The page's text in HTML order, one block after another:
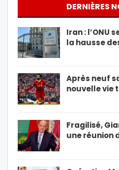
DERNIÈRES
Iran : l’ONU
la hausse
Après neuf
nouvelle vie
Fragilisé,
une réunion